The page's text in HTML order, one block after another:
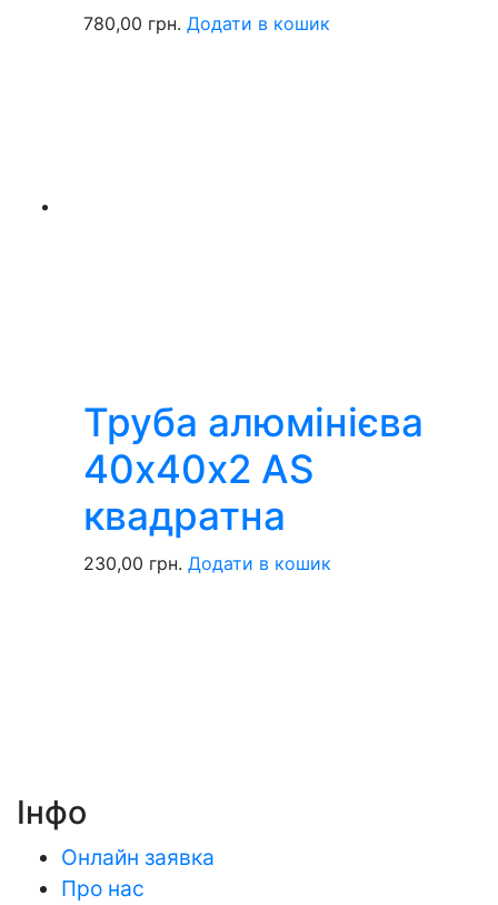
780,00 грн. Додати в кошик
Труба алюмінієва
40х40х2 AS
квадратна
230,00 грн. Додати в кошик
Інфо
Онлайн заявка
Про нас